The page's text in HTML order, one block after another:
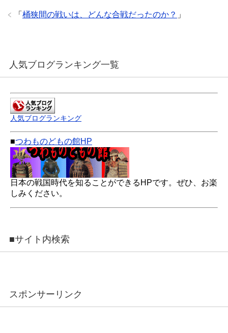
「 桶狭間の戦いは、どんな合戦だったのか？ 」
人気ブログランキング一覧
人気ブログランキング
■つわものどもの館HP
日本の戦国時代を知ることができるHPです。ぜひ、お楽
しみください。
■サイト内検索
スポンサーリンク